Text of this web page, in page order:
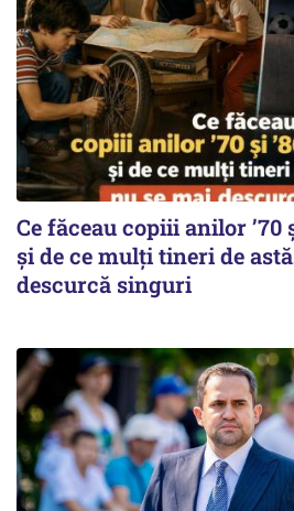
Ce făceau copiii anilor ’70
și de ce mulți tineri de
descurcă singuri